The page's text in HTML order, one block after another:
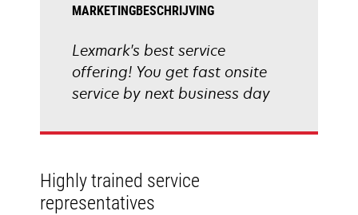
MARKETINGBESCHRIJVING
Lexmark's best service
offering! You get fast onsite
service by next business day
Highly trained service
representatives